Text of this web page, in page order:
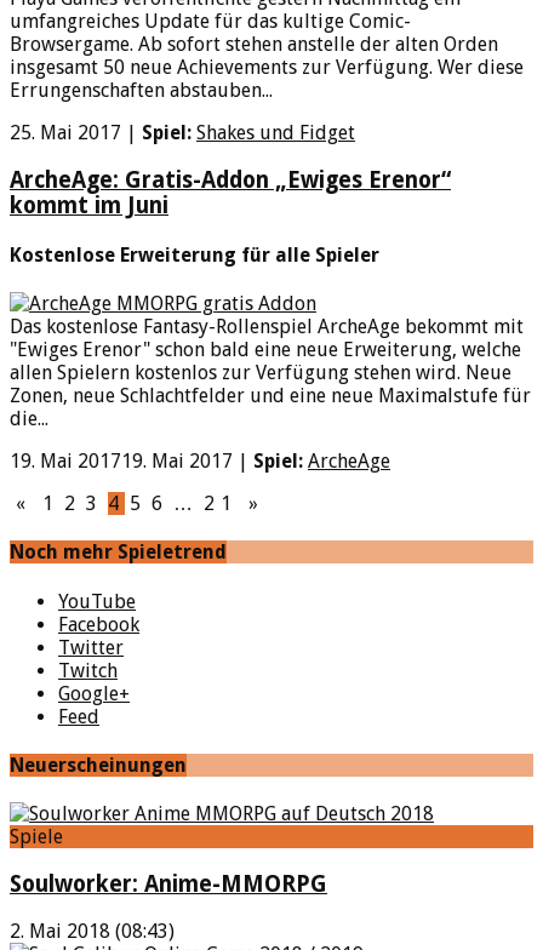
umfangreiches Update für das kultige Comic-
Browsergame. Ab sofort stehen anstelle der alten Orden
insgesamt 50 neue Achievements zur Verfügung. Wer diese
Errungenschaften abstauben...
25. Mai 2017 | Spiel: Shakes und Fidget
ArcheAge: Gratis-Addon „Ewiges Erenor“
kommt im Juni
Kostenlose Erweiterung für alle Spieler
Das kostenlose Fantasy-Rollenspiel ArcheAge bekommt mit
"Ewiges Erenor" schon bald eine neue Erweiterung, welche
allen Spielern kostenlos zur Verfügung stehen wird. Neue
Zonen, neue Schlachtfelder und eine neue Maximalstufe für
die...
19. Mai 201719. Mai 2017 Spiel: ArcheAge
«
1 2 3 4 5 6 … 21 »
Noch mehr Spieletrend
YouTube
Facebook
Twitter
Twitch
Google+
Feed
Neuerscheinungen
Spiele
Soulworker: Anime-MMORPG
2. Mai 2018 (08:43)